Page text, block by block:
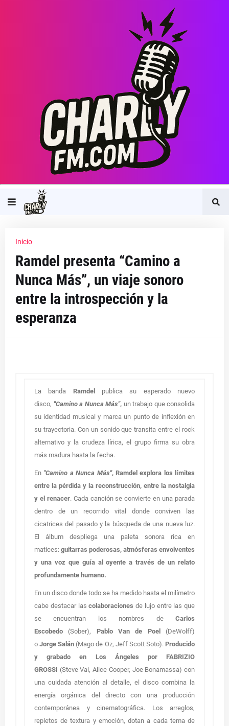
Inicio
Ramdel presenta “Camino a
Nunca Más”, un viaje sonoro
entre la introspección y la
esperanza
La banda Ramdel
publica su esperado nuevo
disco, "Camino a Nunca Más", un trabajo que consolida
su identidad musical y marca un punto de inflexión en
su trayectoria. Con un sonido que transita entre el rock
alternativo y la crudeza lírica, el grupo firma su obra
más madura hasta la fecha.
En "Camino a Nunca Más", Ramdel explora los límites
entre la pérdida y la reconstrucción, entre la nostalgia
y el renacer. Cada canción se convierte en una parada
dentro de un recorrido vital donde conviven las
cicatrices del pasado y la búsqueda de una nueva luz.
El álbum despliega una paleta sonora rica en
matices: guitarras poderosas, atmósferas envolventes
y una voz que guía al oyente a través de un relato
profundamente humano.
En un disco donde todo se ha medido hasta el milímetro
cabe destacar lascolaboraciones de lujo entre las que
se encuentran los nombres de Carlos
Escobedo (Sober), Pablo Van de Poel
(DeWolff)
oJorge Salán (Mago de Oz, Jeff Scott Soto).Producido
y grabado en Los Ángeles por FABRIZIO
GROSSI (Steve Vai, Alice Cooper, Joe Bonamassa) con
una cuidada atención al detalle, el disco combina la
energía orgánica del directo con una producción
contemporánea y cinematográfica. Los arreglos,
repletos de textura y emoción, dotan a cada tema de